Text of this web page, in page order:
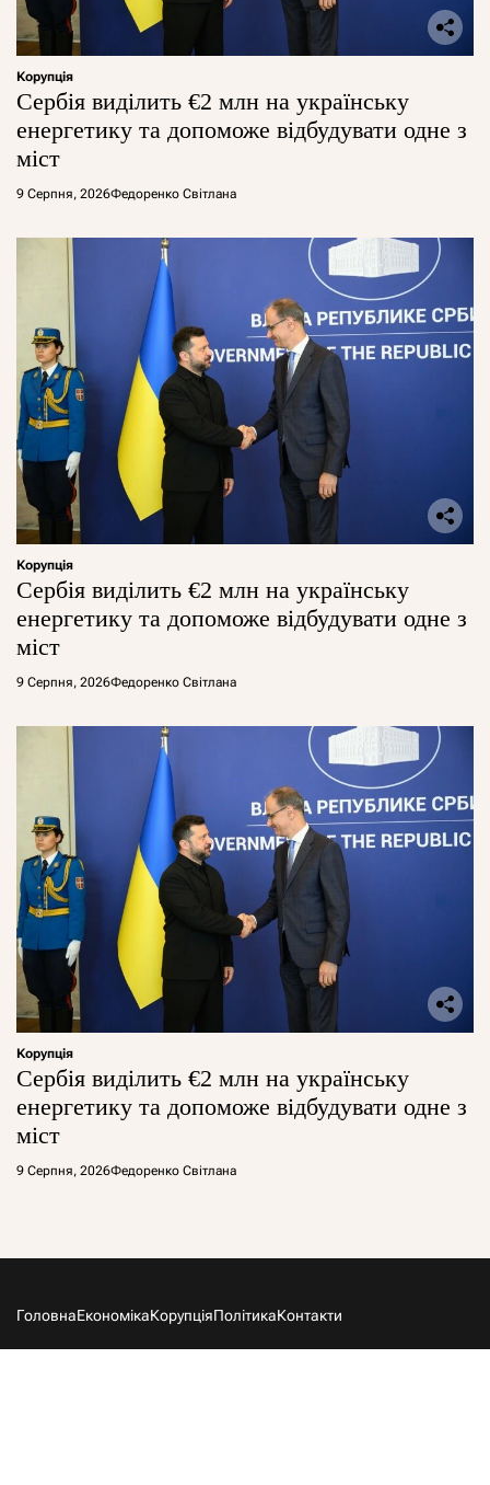
Корупція
Сербія виділить €2 млн на українську
енергетику та допоможе відбудувати одне з
міст
9 Серпня, 2026Федоренко Світлана
Корупція
Сербія виділить €2 млн на українську
енергетику та допоможе відбудувати одне з
міст
9 Серпня, 2026Федоренко Світлана
Корупція
Сербія виділить €2 млн на українську
енергетику та допоможе відбудувати одне з
міст
9 Серпня, 2026Федоренко Світлана
ГоловнаЕкономікаКорупціяПолітикаКонтакти